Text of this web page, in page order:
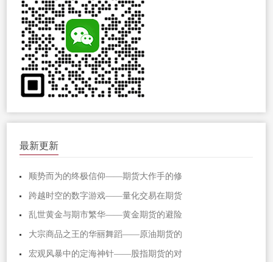
最新更新
顺势而为的终极信仰——期货大作手的修
跨越时空的数字游戏——量化交易在期货
乱世黄金与期市繁华——黄金期货的避险
大宗商品之王的华丽舞蹈——原油期货的
宏观风暴中的定海神针——股指期货的对